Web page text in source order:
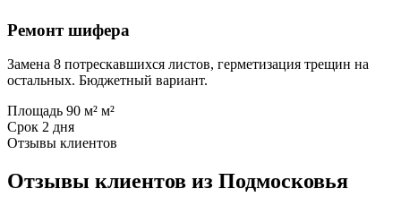
Ремонт шифера
Замена 8 потрескавшихся листов, герметизация трещин на
остальных. Бюджетный вариант.
Площадь 90 м² м²
Срок 2 дня
Отзывы клиентов
Отзывы клиентов из Подмосковья